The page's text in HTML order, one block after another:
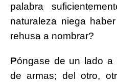
palabra
naturaleza niega
rehusa a nombrar?
Póngase de un lado a
de armas; del otro,